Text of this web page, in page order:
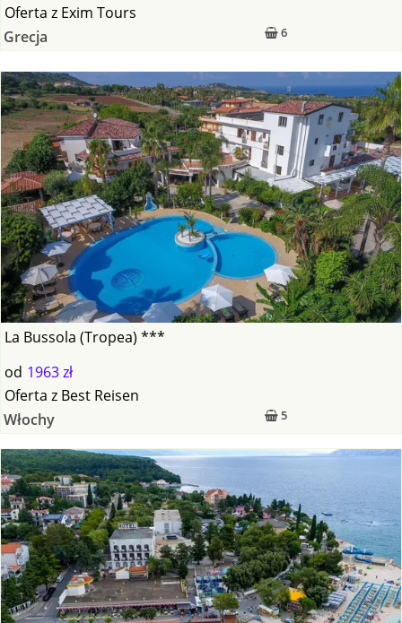
6
Oferta z Exim Tours
Grecja
La Bussola (Tropea) ***
od 1963 zł
5
Oferta z Best Reisen
Włochy